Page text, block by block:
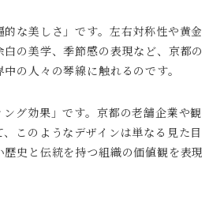
な美しさ」です。左右対称性や黄金
の美学、季節感の表現など、京都の
の人々の琴線に触れるのです。
グ効果」です。京都の老舗企業や観
このようなデザインは単なる見た目
史と伝統を持つ組織の価値観を表現